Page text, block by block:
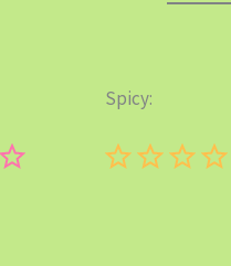
Spicy: